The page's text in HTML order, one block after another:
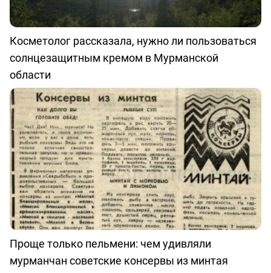
Косметолог рассказала, нужно ли пользоваться
солнцезащитным кремом в Мурманской
области
Проще только пельмени: чем удивляли
мурманчан советские консервы из минтая